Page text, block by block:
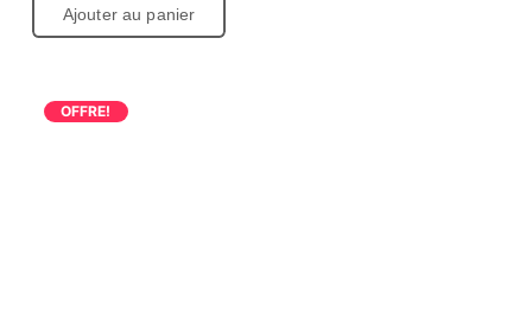
Ajouter au panier
OFFRE!